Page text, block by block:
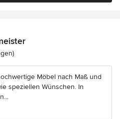
5 von 5 Sternen
Möbel nach Maß und
speziellen Wünschen. In